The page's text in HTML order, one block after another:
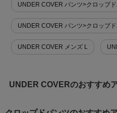
UNDER COVER パンツ>クロップド
UNDER COVER パンツ>クロップ
UNDER COVER メンズ L
UNDER COVERのおすすめ